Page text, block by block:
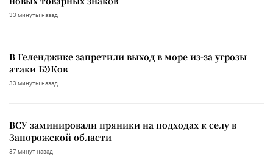
33 минуты назад
В Геленджике запретили выход в море из-за угрозы
атаки БЭКов
33 минуты назад
ВСУ заминировали пряники на подходах к селу в
Запорожской области
37 минут назад